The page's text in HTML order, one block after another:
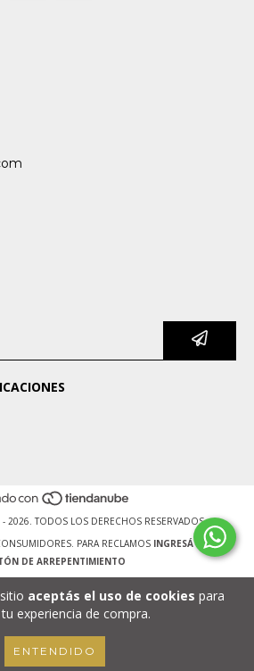
aceptás el uso de cookies para
experiencia de compra.
ENTENDIDO
2026. TODOS LOS DERECHOS RESERVADOS.
PARA RECLAMOS INGRESÁ ACÁ.
DE ARREPENTIMIENTO